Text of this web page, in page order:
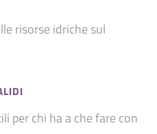
risorse idriche sul
per chi ha a che fare con